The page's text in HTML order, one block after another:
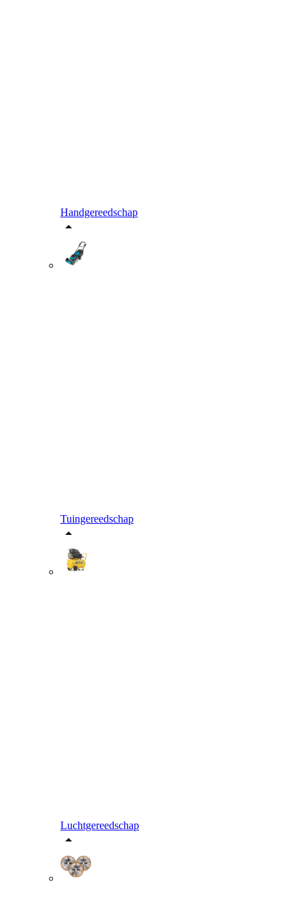
Handgereedschap
Tuingereedschap
Luchtgereedschap